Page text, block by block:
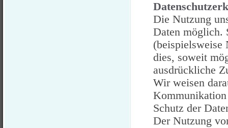
Die Nutzung
Daten möglich.
(beispielsweise
dies, soweit
ausdrückliche
Wir weisen
Schutz der
Der Nutzung